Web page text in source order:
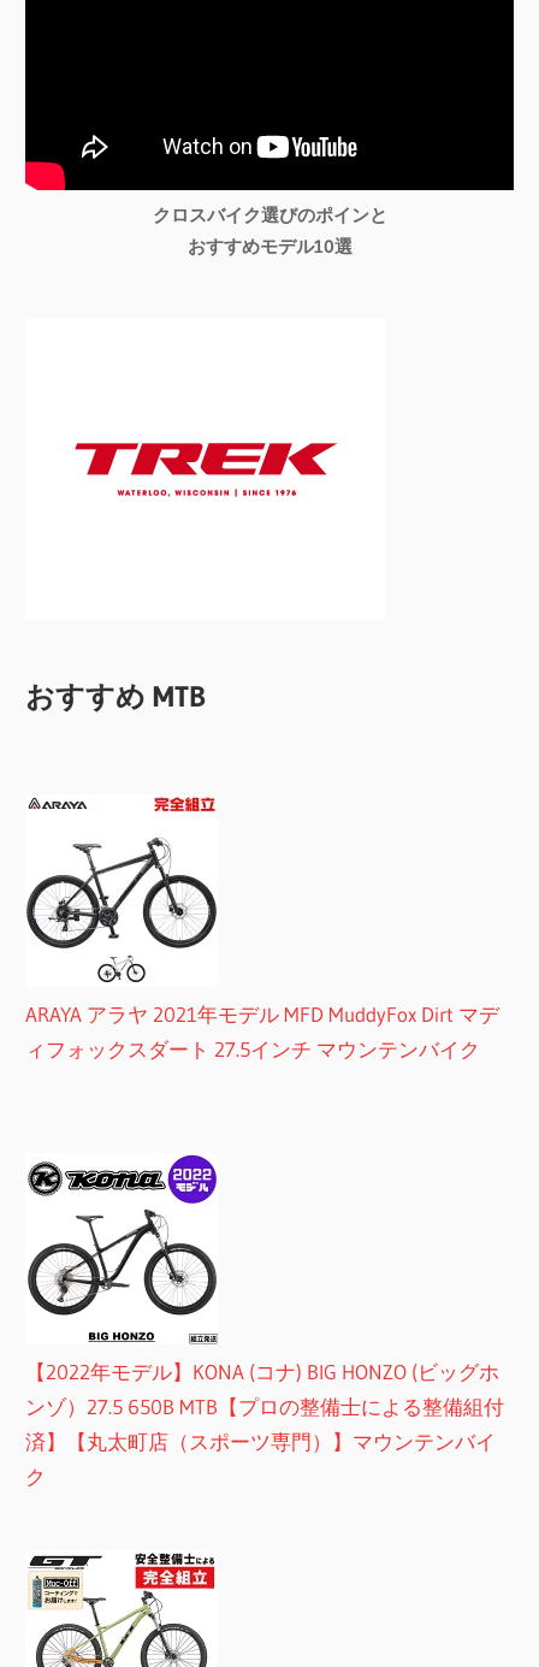
クロスバイク選びのポインと
おすすめモデル10選
おすすめ MTB
ARAYA アラヤ 2021年モデル MFD MuddyFox Dirt マデ
ィフォックスダート 27.5インチ マウンテンバイク
【2022年モデル】KONA (コナ) BIG HONZO (ビッグホ
ンゾ）27.5 650B MTB【プロの整備士による整備組付
済】【丸太町店（スポーツ専門）】マウンテンバイ
ク